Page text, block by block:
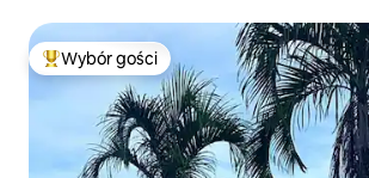
Najpopularniejsze z kategorii Wybór gości
Wybór gości